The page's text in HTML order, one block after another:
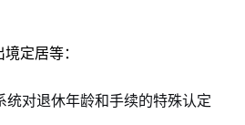
定居等：
统对退休年龄和手续的特殊认定